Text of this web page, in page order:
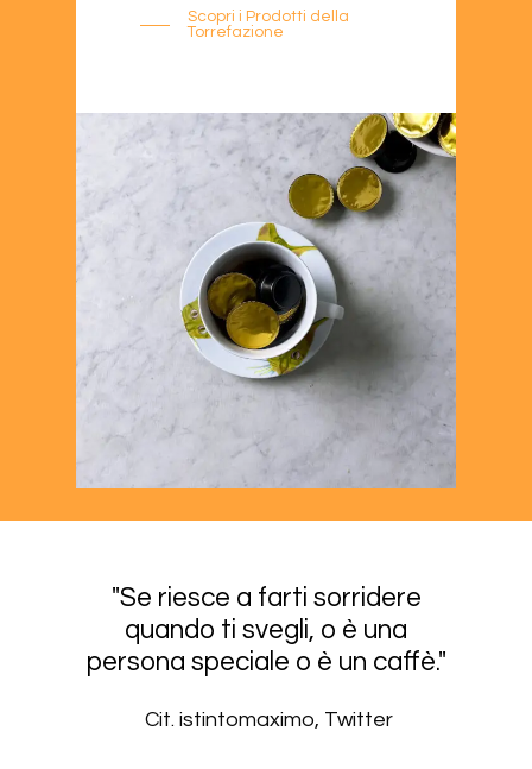
Scopri i Prodotti della
Torrefazione
"Se riesce a farti sorridere
quando ti svegli, o è una
persona speciale o è un caffè."
Cit. istintomaximo, Twitter